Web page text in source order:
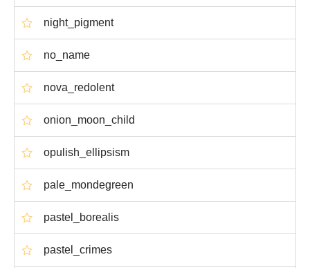
night_pigment
no_name
nova_redolent
onion_moon_child
opulish_ellipsism
pale_mondegreen
pastel_borealis
pastel_crimes